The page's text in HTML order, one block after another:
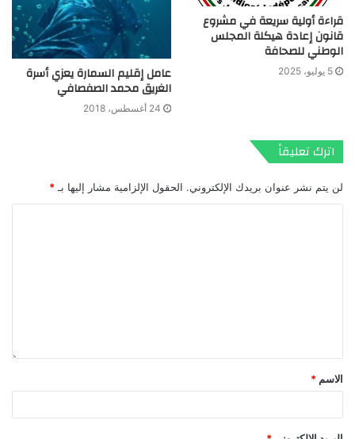
قراءة أولية سريعة في مشروع
قانون إعادة هيكلة المجلس
الوطني للصحافة
5 يوليو، 2025 عامل إقليم السمارة يعزي أسرة
الغريق محمد الصفصافي
24 أغسطس، 2018
اترك تعليقاً
لن يتم نشر عنوان بريدك الإلكتروني. الحقول الإلزامية مشار إليها بـ *
الاسم *